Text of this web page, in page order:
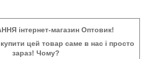
інтернет-магазин Оптовик!
цей товар саме в нас і просто
зараз! Чому?